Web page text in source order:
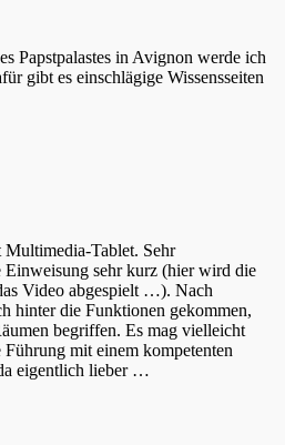
Papstpalastes in Avignon werde ich
gibt es einschlägige Wissensseiten
Tablet. Sehr
Einweisung sehr kurz (hier wird die
Video abgespielt …). Nach
hinter die Funktionen gekommen,
begriffen. Es mag vielleicht
mit einem kompetenten
eigentlich lieber …